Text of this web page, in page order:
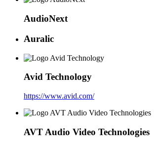
AudioNext
Auralic
Avid Technology
https://www.avid.com/
AVT Audio Video Technologies